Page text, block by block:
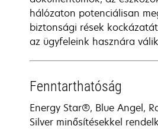
hálózaton potenciálisan
biztonsági rések
az ügyfeleink hasznára
Fenntarthatóság
Energy Star®, Blue Angel,
Silver minősítésekkel